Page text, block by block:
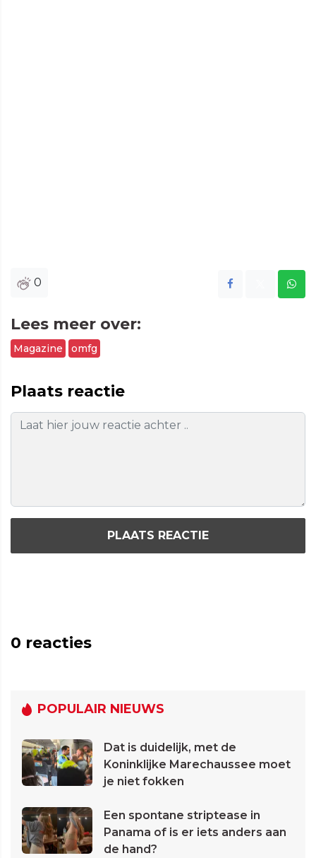
0
Lees meer over:
Magazine omfg
Plaats reactie
PLAATS REACTIE
0 reacties
POPULAIR NIEUWS
Dat is duidelijk, met de
Koninklijke Marechaussee moet
je niet fokken
Een spontane striptease in
Panama of is er iets anders aan
de hand?